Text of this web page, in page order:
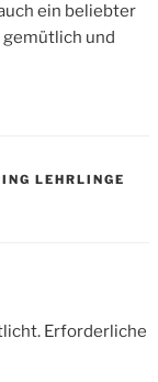
ein beliebter
gemütlich und
LEHRLINGE
Erforderliche